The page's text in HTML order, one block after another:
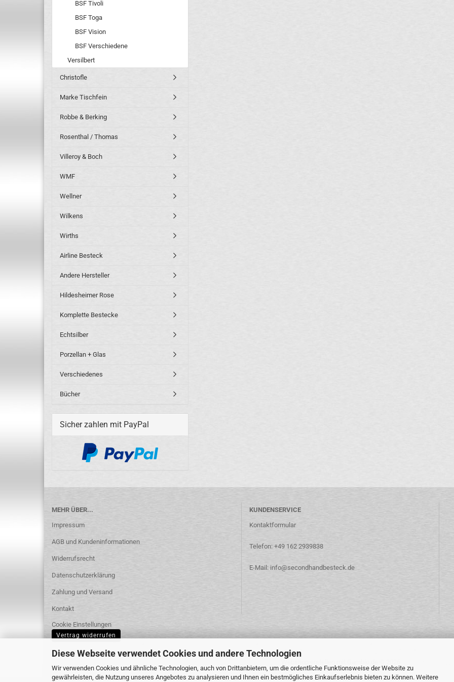
Diese Webseite verwendet Cookies und andere Technologien
Wir verwenden Cookies und ähnliche Technologien, auch von Drittanbietern, um die ordentliche Funktionsweise der Website zu
gewährleisten, die Nutzung unseres Angebotes zu analysieren und Ihnen ein bestmögliches Einkaufserlebnis bieten zu können. Weitere
BSF Tivoli
BSF Toga
BSF Vision
BSF Verschiedene
Versilbert
Christofle
Marke Tischfein
Robbe & Berking
Rosenthal / Thomas
Villeroy & Boch
WMF
Wellner
Wilkens
Wirths
Airline Besteck
Andere Hersteller
Hildesheimer Rose
Komplette Bestecke
Echtsilber
Porzellan + Glas
Verschiedenes
Bücher
Sicher zahlen mit PayPal
MEHR ÜBER...
Impressum
AGB und Kundeninformationen
Widerrufsrecht
Datenschutzerklärung
Zahlung und Versand
Kontakt
Cookie Einstellungen
KUNDENSERVICE
Kontaktformular
Telefon: +49 162 2939838
E-Mail: info@secondhandbesteck.de
Vertrag widerrufen